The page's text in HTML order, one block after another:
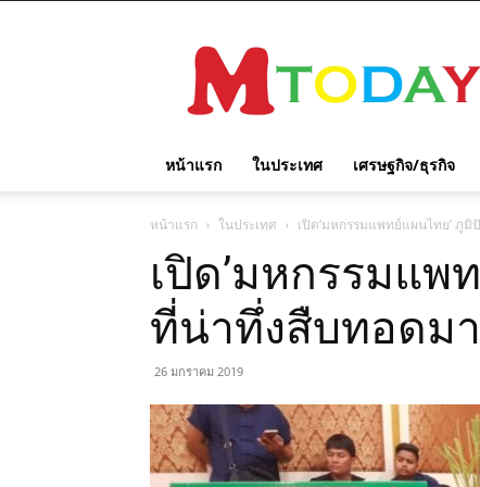
TODAY
หน้าแรก ในประเทศ เศรษฐกิจ/ธุรกิจ
หน้าแรก ในประเทศ เปิด’มหกรรมแพทย์แผนไทย’
เปิด’มหกรรมแ
ที่น่าทึ่งสืบทอดม
26 มกราคม 2019